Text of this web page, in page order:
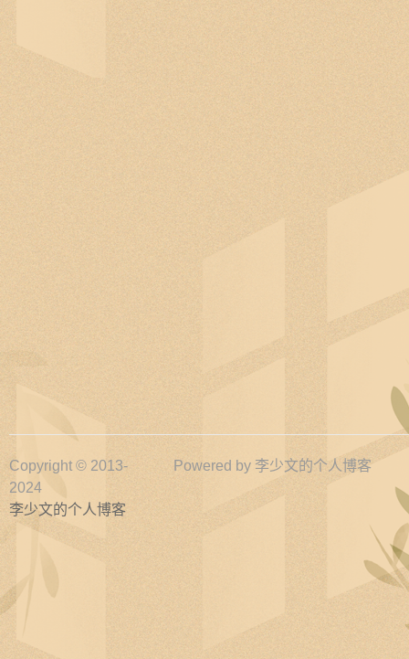
Copyright © 2013-
2024
李少文的个人博客
Powered by 李少文的个人博客